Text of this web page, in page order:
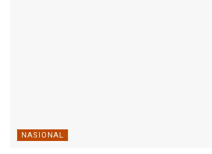
NASIONAL